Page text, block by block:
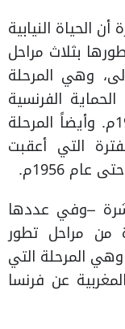
الحياة النيابية
بثلاث مراحل
وهي المرحلة
الفرنسية
على المملكة المغربية في عام 1912م. وأيضاً المرحلة
التي أعقبت
1956م.
–وفي عددها
من مراحل تطور
وهي المرحلة التي
عن فرنسا